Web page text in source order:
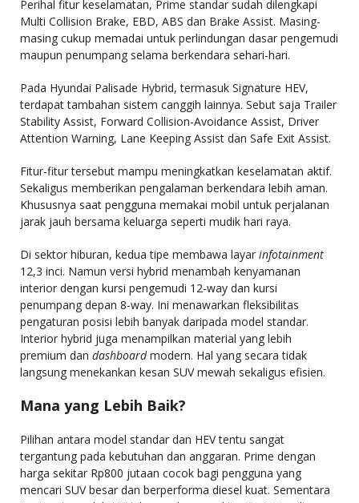
Perihal fitur keselamatan, Prime standar sudah dilengkapi
Multi Collision Brake, EBD, ABS dan Brake Assist. Masing-
masing cukup memadai untuk perlindungan dasar pengemudi
maupun penumpang selama berkendara sehari-hari.
Pada Hyundai Palisade Hybrid, termasuk Signature HEV,
terdapat tambahan sistem canggih lainnya. Sebut saja Trailer
Stability Assist, Forward Collision-Avoidance Assist, Driver
Attention Warning, Lane Keeping Assist dan Safe Exit Assist.
Fitur-fitur tersebut mampu meningkatkan keselamatan aktif.
Sekaligus memberikan pengalaman berkendara lebih aman.
Khususnya saat pengguna memakai mobil untuk perjalanan
jarak jauh bersama keluarga seperti mudik hari raya.
Di sektor hiburan, kedua tipe membawa layar infotainment
12,3 inci. Namun versi hybrid menambah kenyamanan
interior dengan kursi pengemudi 12-way dan kursi
penumpang depan 8-way. Ini menawarkan fleksibilitas
pengaturan posisi lebih banyak daripada model standar.
Interior hybrid juga menampilkan material yang lebih
premium dan dashboardmodern. Hal yang secara tidak
langsung menekankan kesan SUV mewah sekaligus efisien.
Mana yang Lebih Baik?
Pilihan antara model standar dan HEV tentu sangat
tergantung pada kebutuhan dan anggaran. Prime dengan
harga sekitar Rp800 jutaan cocok bagi pengguna yang
mencari SUV besar dan berperforma diesel kuat. Sementara